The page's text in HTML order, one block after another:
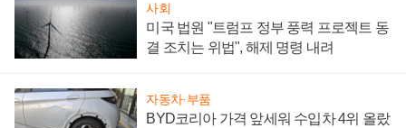
사회
미국 법원 "트럼프 정부 풍력 프로젝트 동
결 조치는 위법", 해제 명령 내려
자동차·부품
BYD코리아 가격 앞세워 수입차 4위 올랐